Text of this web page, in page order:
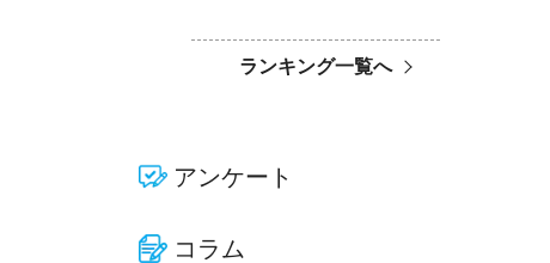
ランキング一覧へ
アンケート
コラム